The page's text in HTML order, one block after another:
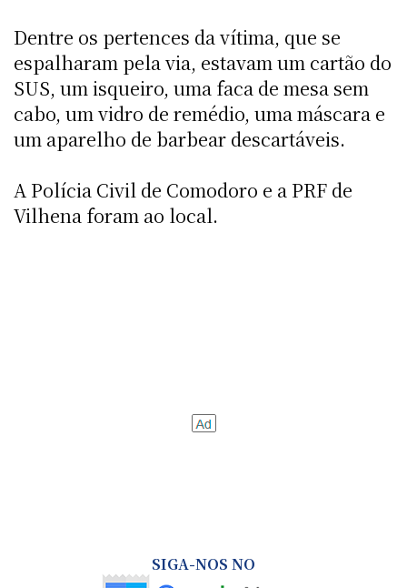
Dentre os pertences da vítima, que se
espalharam pela via, estavam um cartão do
SUS, um isqueiro, uma faca de mesa sem
cabo, um vidro de remédio, uma máscara e
um aparelho de barbear descartáveis.
A Polícia Civil de Comodoro e a PRF de
Vilhena foram ao local.
SIGA-NOS NO